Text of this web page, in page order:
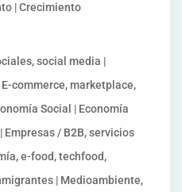
| Crecimiento
social media |
commerce, marketplace,
Social | Economía
/ B2B, servicios
e-food, techfood,
| Medioambiente,